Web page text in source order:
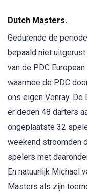
Dutch Masters.
Gedurende de
bepaald niet
van de PDC
waarmee de PDC
ons eigen Venray.
er deden 48 darters
ongeplaatste 32
weekend stroomden
spelers met
En natuurlijk Michael
Masters als zijn